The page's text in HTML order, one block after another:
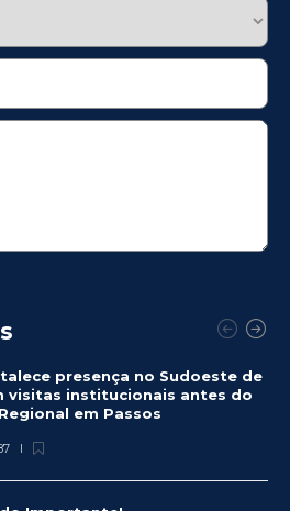
presença no Sudoeste de
visitas institucionais antes do
em Passos